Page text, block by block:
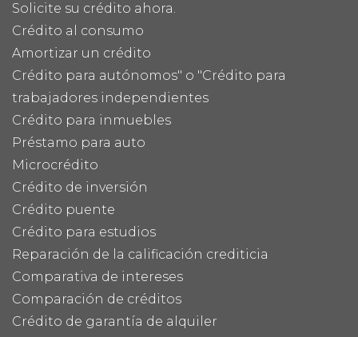
Solicite su crédito ahora.
Crédito al consumo
Amortizar un crédito
Crédito para autónomos" o "Crédito para
trabajadores independientes
Crédito para inmuebles
Préstamo para auto
Microcrédito
Crédito de inversión
Crédito puente
Crédito para estudios
Reparación de la calificación crediticia
Comparativa de intereses
Comparación de créditos
Crédito de garantía de alquiler